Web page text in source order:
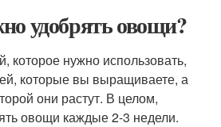
удобрять овощи?
которое нужно использовать,
которые вы выращиваете, а
они растут. В целом,
овощи каждые 2-3 недели.